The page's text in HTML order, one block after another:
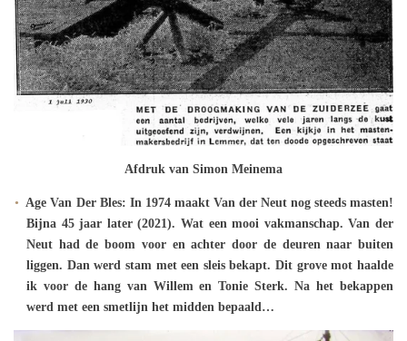
Afdruk van Simon Meinema
Age Van Der Bles: In 1974 maakt Van der Neut nog steeds masten!
Bijna 45 jaar later (2021). Wat een mooi vakmanschap. Van der
Neut had de boom voor en achter door de deuren naar buiten
liggen. Dan werd stam met een sleis bekapt. Dit grove mot haalde
ik voor de hang van Willem en Tonie Sterk. Na het bekappen
werd met een smetlijn het midden bepaald…